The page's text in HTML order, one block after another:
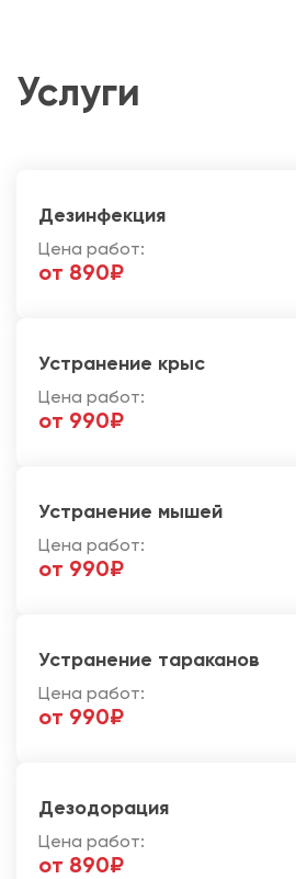
Услуги
Дезинфекция
Цена работ:
от 890₽
Устранение крыс
Цена работ:
от 990₽
Устранение мышей
Цена работ:
от 990₽
Устранение тараканов
Цена работ:
от 990₽
Дезодорация
Цена работ:
от 890₽